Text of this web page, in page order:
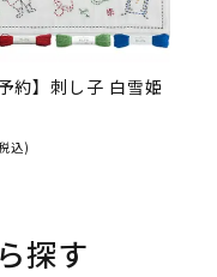
約】刺し子 白雪姫
込)
探す